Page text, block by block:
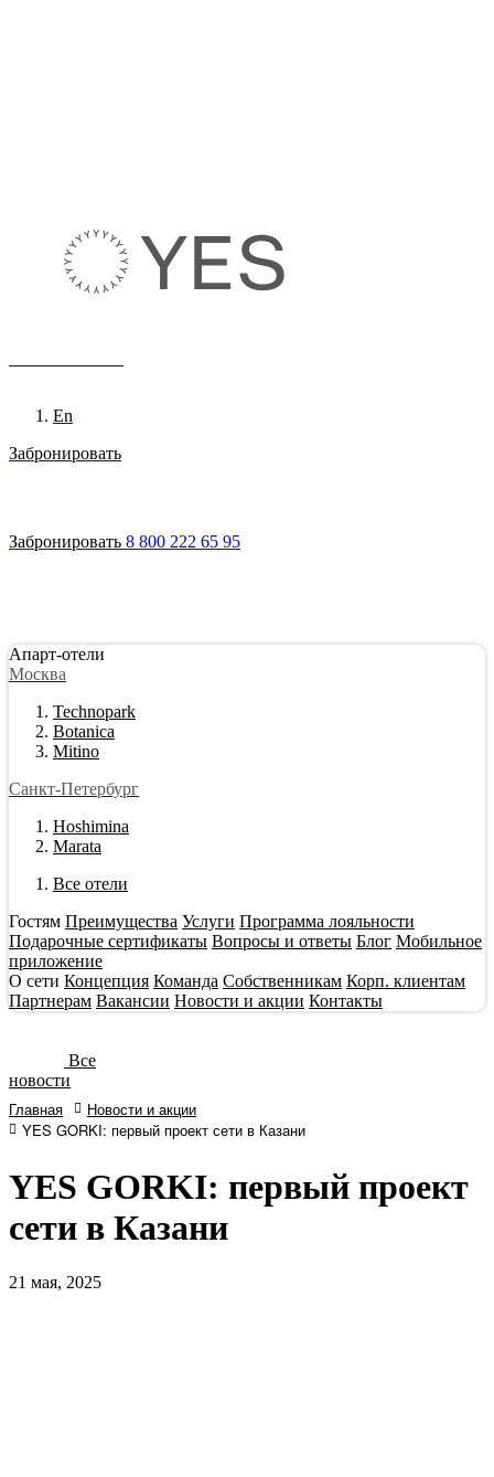
En
Забронировать
Забронировать 8 800 222 65 95
Апарт-отели
Москва
Technopark
Botanica
Mitino
Санкт-Петербург
Hoshimina
Marata
Все отели
Гостям Преимущества Услуги Программа лояльности
Подарочные сертификаты Вопросы и ответы Блог Мобильное
приложение
О сети Концепция Команда Собственникам Корп. клиентам
Партнерам Вакансии Новости и акции Контакты
Все
новости
Главная
Новости и акции
YES GORKI: первый проект сети в Казани
YES GORKI: первый проект
сети в Казани
21 мая, 2025